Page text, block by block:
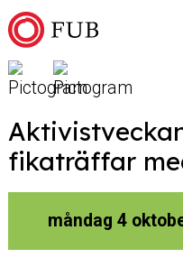
Hoppa till innehåll
Sök
fikaträffar
måndag 4